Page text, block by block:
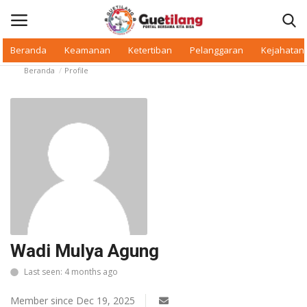
Beranda Keamanan Ketertiban Pelanggaran Kejahatan
Daerah
Makan Bergizi
Warkop Digital
Pelanggaran
Ketertiban
Beranda Profile
Wadi Mulya Agung
Last seen: 4 months ago
Member since Dec 19, 2025